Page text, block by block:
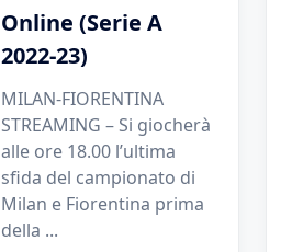
Online (Serie A
2022-23)
MILAN-FIORENTINA
STREAMING – Si giocherà
alle ore 18.00 l’ultima
sfida del campionato di
Milan e Fiorentina prima
della ...